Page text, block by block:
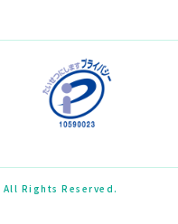
All Rights Reserved.